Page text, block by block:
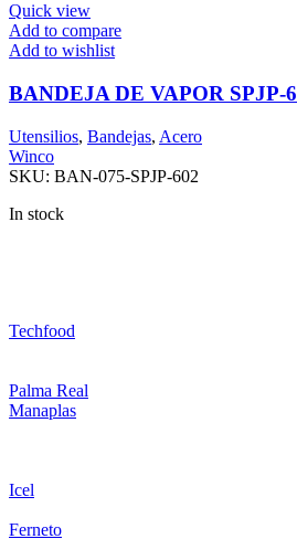
Quick view
Add to compare
Add to wishlist
BANDEJA DE VAPOR SPJP-
Utensilios, Bandejas, Acero
Winco
SKU: BAN-075-SPJP-602
In stock
Techfood
Palma Real
Manaplas
Icel
Ferneto